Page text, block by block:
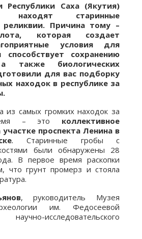
Республики Саха (Якутия)
находят старинные
реликвии. Причина тому –
которая создает
условия для
способствует сохранению
также биологических
для вас подборку
находок в республике за
из самых громких находок за
– это коллективное
участке проспекта Ленина в
. Старинные гробы с
были обнаружены 28
В первое время раскопки
что грунт промерз и стояла
, руководитель Музея
им. Федосеевой
исследовательского